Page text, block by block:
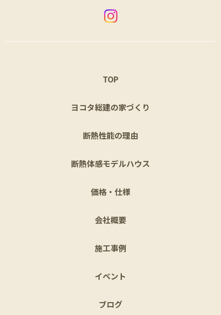
TOP
ヨコタ総建の家づくり
断熱性能の理由
断熱体感モデルハウス
価格・仕様
会社概要
施工事例
イベント
ブログ